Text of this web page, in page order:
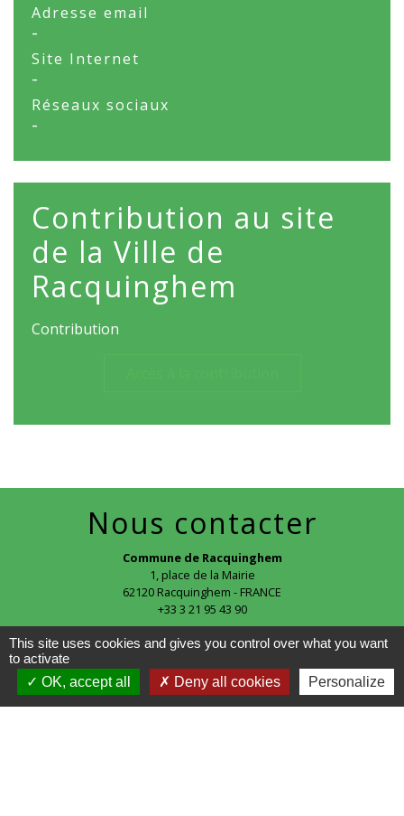
Adresse email
-
Site Internet
-
Réseaux sociaux
-
Contribution au site
de la Ville de
Racquinghem
Contribution
Nous contacter
Commune de Racquinghem
1, place de la Mairie
62120 Racquinghem - FRANCE
+33 3 21 95 43 90
This site uses cookies and gives you control over what you want
to activate
OK, accept all
Deny all cookies Personalize